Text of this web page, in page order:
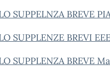
SUPPELNZA BREVE
SUPPLENZE BREVI
SUPPLENZA BREVE